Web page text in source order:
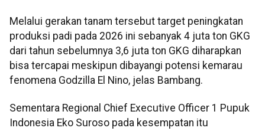
Melalui gerakan tanam tersebut target peningkatan
produksi padi pada 2026 ini sebanyak 4 juta ton GKG
dari tahun sebelumnya 3,6 juta ton GKG diharapkan
bisa tercapai meskipun dibayangi potensi kemarau
fenomena Godzilla El Nino, jelas Bambang.
Sementara Regional Chief Executive Officer 1 Pupuk
Indonesia Eko Suroso pada kesempatan itu